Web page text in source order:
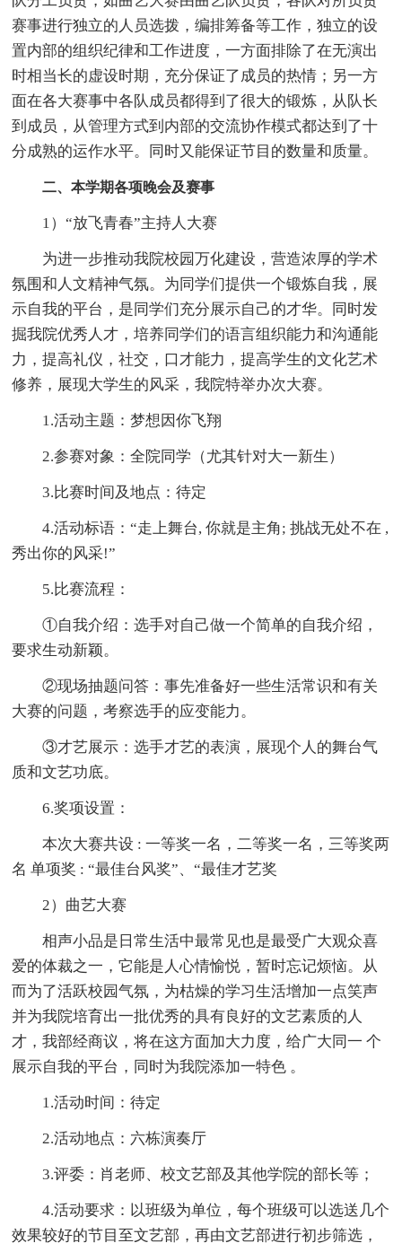
赛事进行独立的人员选拨，编排筹备等工作，独立的设
置内部的组织纪律和工作进度，一方面排除了在无演出
时相当长的虚设时期，充分保证了成员的热情；另一方
面在各大赛事中各队成员都得到了很大的锻炼，从队长
到成员，从管理方式到内部的交流协作模式都达到了十
分成熟的运作水平。同时又能保证节目的数量和质量。
二、本学期各项晚会及赛事
1）“放飞青春”主持人大赛
为进一步推动我院校园万化建设，营造浓厚的学术
氛围和人文精神气氛。为同学们提供一个锻炼自我，展
示自我的平台，是同学们充分展示自己的才华。同时发
掘我院优秀人才，培养同学们的语言组织能力和沟通能
力，提高礼仪，社交，口才能力，提高学生的文化艺术
修养，展现大学生的风采，我院特举办次大赛。
1.活动主题：梦想因你飞翔
2.参赛对象：全院同学（尤其针对大一新生）
3.比赛时间及地点：待定
4.活动标语：“走上舞台, 你就是主角; 挑战无处不在 ,
秀出你的风采!”
5.比赛流程：
①自我介绍：选手对自己做一个简单的自我介绍，
要求生动新颖。
②现场抽题问答：事先准备好一些生活常识和有关
大赛的问题，考察选手的应变能力。
③才艺展示：选手才艺的表演，展现个人的舞台气
质和文艺功底。
6.奖项设置：
本次大赛共设 : 一等奖一名，二等奖一名，三等奖两
名 单项奖 : “最佳台风奖”、“最佳才艺奖
2）曲艺大赛
相声小品是日常生活中最常见也是最受广大观众喜
爱的体裁之一，它能是人心情愉悦，暂时忘记烦恼。从
而为了活跃校园气氛，为枯燥的学习生活增加一点笑声
并为我院培育出一批优秀的具有良好的文艺素质的人
才，我部经商议，将在这方面加大力度，给广大同一 个
展示自我的平台，同时为我院添加一特色 。
1.活动时间：待定
2.活动地点：六栋演奏厅
3.评委：肖老师、校文艺部及其他学院的部长等；
4.活动要求：以班级为单位，每个班级可以选送几个
效果较好的节目至文艺部，再由文艺部进行初步筛选，